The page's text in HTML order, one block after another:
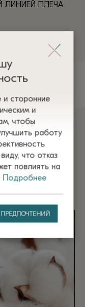
ПЛЕЧА
и приятны
обеспечивает
из хлопка
и
сторонние
и
чтобы
работу
что отказ
повлиять на
Подробнее